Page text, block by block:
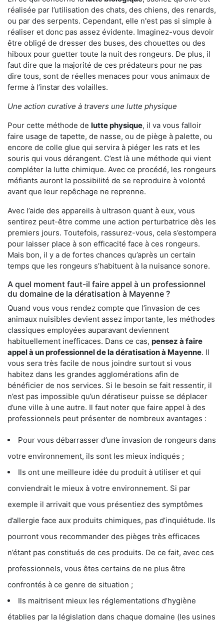
réalisée par l’utilisation des chats, des chiens, des renards,
ou par des serpents. Cependant, elle n'est pas si simple à
réaliser et donc pas assez évidente. Imaginez-vous devoir
être obligé de dresser des buses, des chouettes ou des
hiboux pour guetter toute la nuit des rongeurs. De plus, il
faut dire que la majorité de ces prédateurs pour ne pas
dire tous, sont de réelles menaces pour vous animaux de
ferme à l’instar des volailles.
Une action curative à travers une lutte physique
Pour cette méthode de lutte physique, il va vous falloir
faire usage de tapette, de nasse, ou de piège à palette, ou
encore de colle glue qui servira à piéger les rats et les
souris qui vous dérangent. C’est là une méthode qui vient
compléter la lutte chimique. Avec ce procédé, les rongeurs
méfiants auront la possibilité de se reproduire à volonté
avant que leur repêchage ne reprenne.
Avec l’aide des appareils à ultrason quant à eux, vous
sentirez peut-être comme une action perturbatrice dès les
premiers jours. Toutefois, rassurez-vous, cela s’estompera
pour laisser place à son efficacité face à ces rongeurs.
Mais bon, il y a de fortes chances qu’après un certain
temps que les rongeurs s’habituent à la nuisance sonore.
A quel moment faut-il faire appel à un professionnel
du domaine de la dératisation à Mayenne ?
Quand vous vous rendez compte que l’invasion de ces
animaux nuisibles devient assez importante, les méthodes
classiques employées auparavant deviennent
habituellement inefficaces. Dans ce cas, pensez à faire
appel à un professionnel de la dératisation à Mayenne. Il
vous sera très facile de nous joindre surtout si vous
habitez dans les grandes agglomérations afin de
bénéficier de nos services. Si le besoin se fait ressentir, il
n’est pas impossible qu’un dératiseur puisse se déplacer
d’une ville à une autre. Il faut noter que faire appel à des
professionnels peut présenter de nombreux avantages :
Pour vous débarrasser d’une invasion de rongeurs dans
votre environnement, ils sont les mieux indiqués ;
Ils ont une meilleure idée du produit à utiliser et qui
conviendrait le mieux à votre environnement. Si par
exemple il arrivait que vous présentiez des symptômes
d’allergie face aux produits chimiques, pas d’inquiétude. Ils
pourront vous recommander des pièges très efficaces
n’étant pas constitués de ces produits. De ce fait, avec ces
professionnels, vous êtes certains de ne plus être
confrontés à ce genre de situation ;
Ils maitrisent mieux les réglementations d’hygiène
établies par la législation dans chaque domaine (les usines